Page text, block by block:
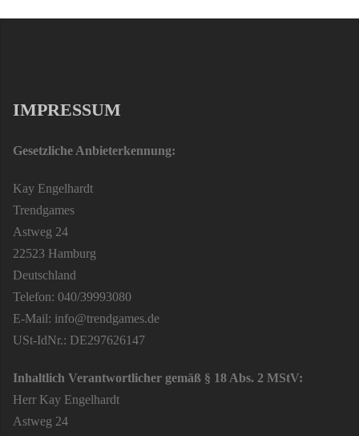
IMPRESSUM
Gesetzliche Anbieterkennung:
Kay Engelhardt
Trendgames
Astweg 24
22523 Hamburg
Deutschland
Telefon: 040/39993080
E-Mail: info@trendgames.de
USt-IdNr.: DE297626147
Inhaltlich Verantwortlicher gemäß § 18 Abs. 2 MStV:
Herr Kay Engelhardt
Astweg 24